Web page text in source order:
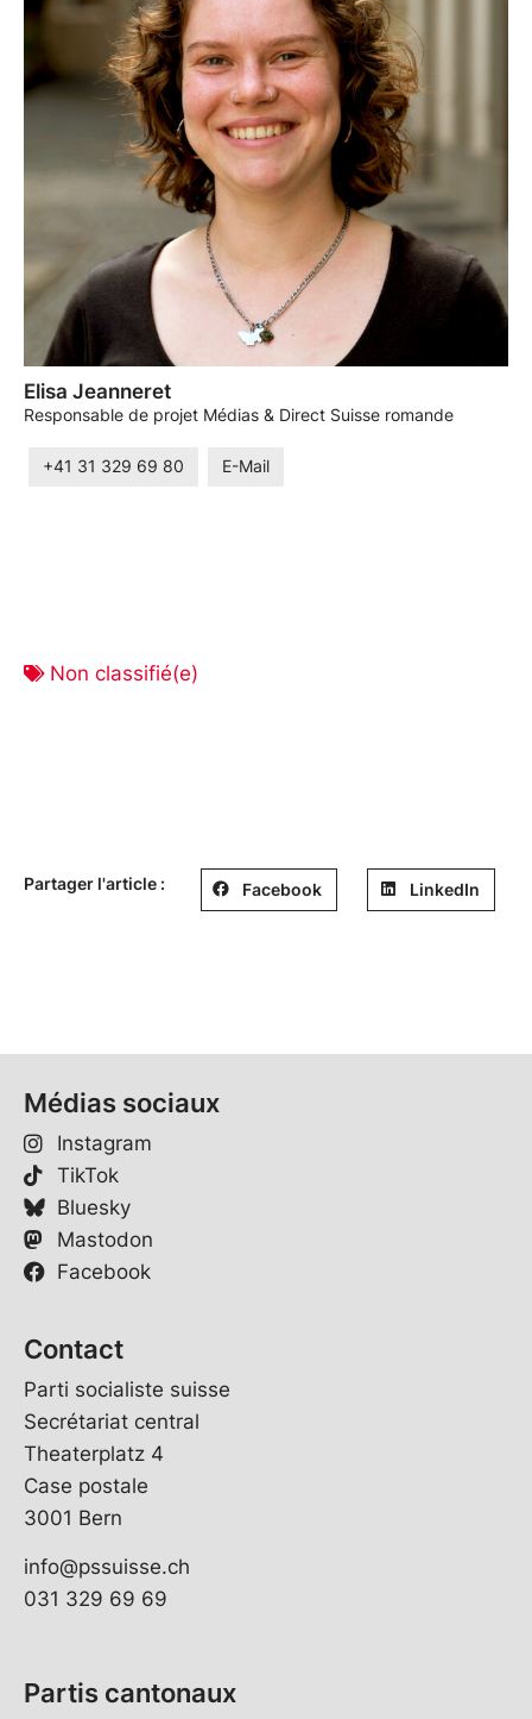
Elisa Jeanneret
Responsable de projet Médias & Direct Suisse romande
+41 31 329 69 80 E-Mail
Non classifié(e)
Partager l'article : Facebook LinkedIn
Médias sociaux
Instagram
TikTok
Bluesky
Mastodon
Facebook
Contact
Parti socialiste suisse
Secrétariat central
Theaterplatz 4
Case postale
3001 Bern
info@pssuisse.ch
031 329 69 69
Partis cantonaux